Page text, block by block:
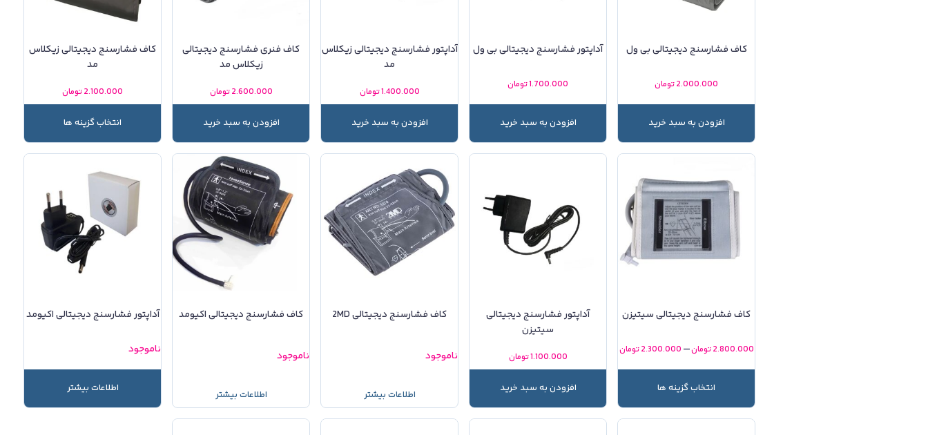
کاف فشارسنج دیجیتالی بی ول
2.000.000تومان
افزودن به سبد خرید
آداپتور فشارسنج دیجیتالی بی ول
1.700.000تومان
افزودن به سبد خرید
آداپتور فشارسنج دیجیتالی زیکلاس
مد
1.400.000تومان
افزودن به سبد خرید
کاف فنری فشارسنج دیجیتالی
زیکلاس مد
2.600.000تومان
افزودن به سبد خرید
کاف فشارسنج دیجیتالی زیکلاس
مد
2.100.000تومان
انتخاب گزینه ها
کاف فشارسنج دیجیتالی سیتیزن
2.800.000تومان–
2.300.000تومان
انتخاب گزینه ها
آداپتور فشارسنج دیجیتالی
سیتیزن
1.100.000تومان
افزودن به سبد خرید
کاف فشارسنج دیجیتالی 2MD
ناموجود
اطلاعات بیشتر
کاف فشارسنج دیجیتالی اکیومد
ناموجود
اطلاعات بیشتر
آداپتور فشارسنج دیجیتالی اکیومد
ناموجود
اطلاعات بیشتر